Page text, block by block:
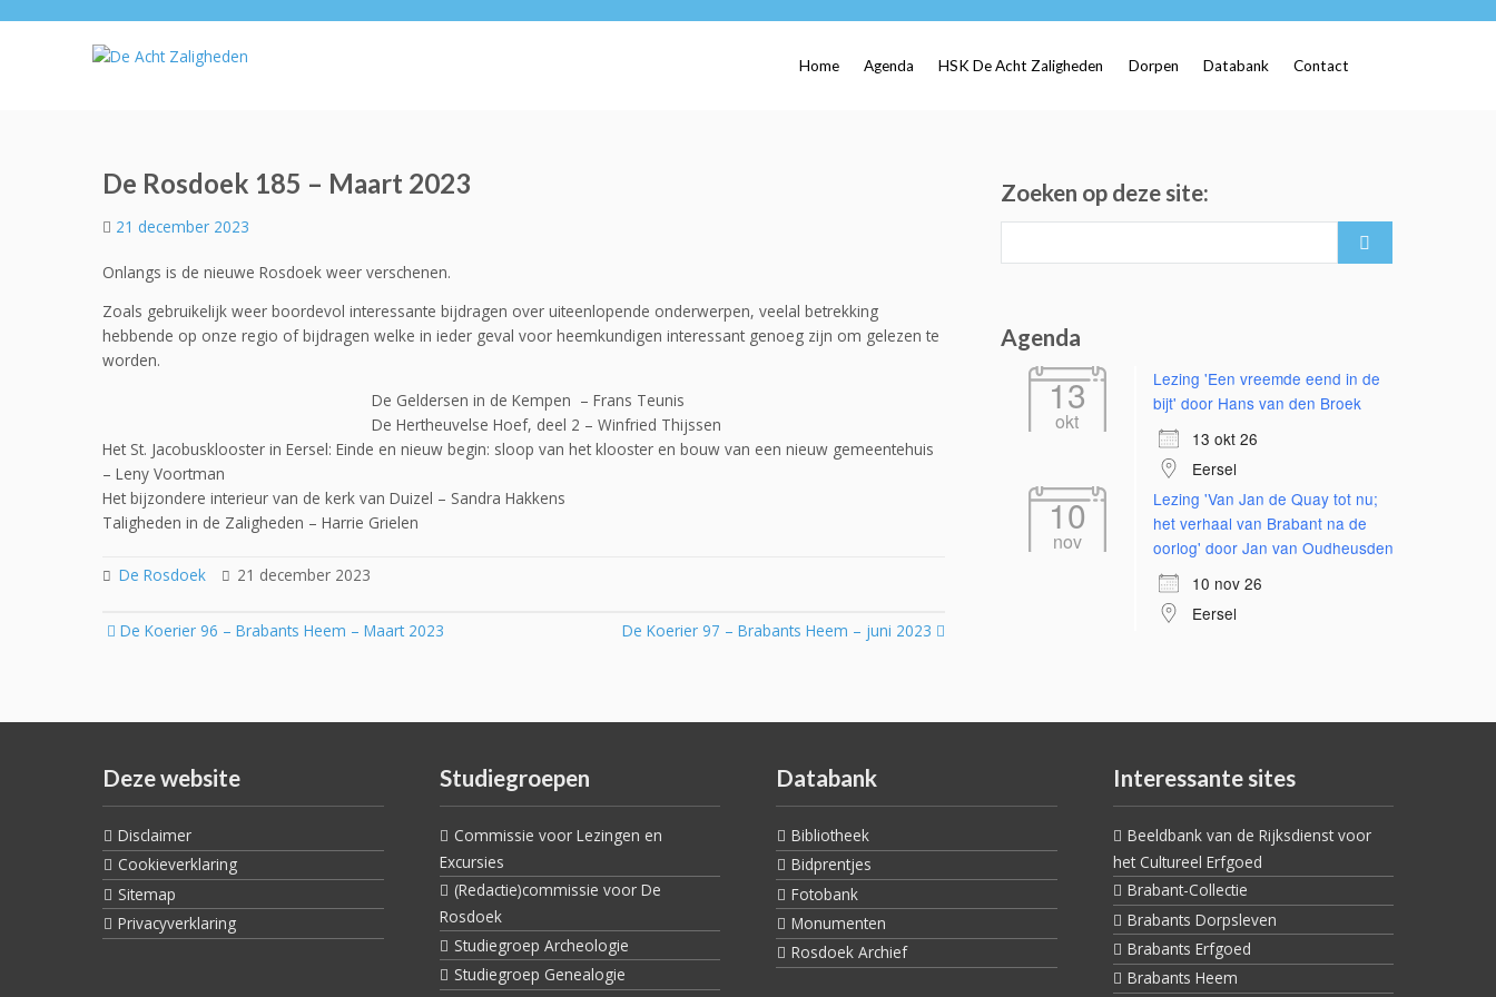
Home Agenda HSK De Acht Zaligheden Dorpen Databank Contact
De Rosdoek 185 – Maart 2023
21 december 2023
Onlangs is de nieuwe Rosdoek weer verschenen.
Zoals gebruikelijk weer boordevol interessante bijdragen over uiteenlopende onderwerpen, veelal betrekking
hebbende op onze regio of bijdragen welke in ieder geval voor heemkundigen interessant genoeg zijn om gelezen te
worden.
De Geldersen in de Kempen – Frans Teunis
De Hertheuvelse Hoef, deel 2 – Winfried Thijssen
Het St. Jacobusklooster in Eersel: Einde en nieuw begin: sloop van het klooster en bouw van een nieuw gemeentehuis
– Leny Voortman
Het bijzondere interieur van de kerk van Duizel – Sandra Hakkens
Taligheden in de Zaligheden – Harrie Grielen
De Rosdoek 21 december 2023
Post
De Koerier 96 – Brabants Heem – Maart 2023 De Koerier 97 – Brabants Heem – juni 2023
Zoeken op deze site:
Agenda
13
okt
Lezing 'Een vreemde eend in de
bijt' door Hans van den Broek
13 okt 26
Eersel
10
nov
Lezing 'Van Jan de Quay tot nu;
het verhaal van Brabant na de
oorlog' door Jan van Oudheusden
10 nov 26
Eersel
Deze website
Disclaimer
Cookieverklaring
Sitemap
Privacyverklaring
Studiegroepen
Commissie voor Lezingen en
Excursies
(Redactie)commissie voor De
Rosdoek
Studiegroep Archeologie
Studiegroep Genealogie
Databank
Bibliotheek
Bidprentjes
Fotobank
Monumenten
Rosdoek Archief
Interessante sites
Beeldbank van de Rijksdienst voor
het Cultureel Erfgoed
Brabant-Collectie
Brabants Dorpsleven
Brabants Erfgoed
Brabants Heem